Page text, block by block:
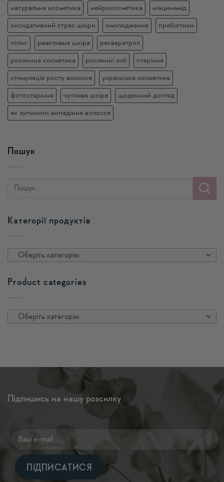
натуральна косметика нейрокосметика ніацинамід
оксидативний стрес шкіри омолодження пребіотики
пілінг реактивна шкіра ресвератрол
рослинна косметика рослинні олії старіння
стимуляція росту волосся українська косметика
фотостаріння чутлива шкіра щоденний догляд
як зупинити випадіння волосся
Пошук
Категорії продуктів
Оберіть категорію
Product categories
Оберіть категорію
Підпишись на нашу розсилку